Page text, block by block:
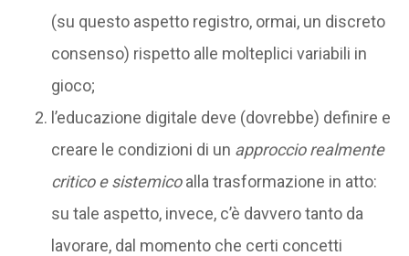
(su questo aspetto registro, ormai, un discreto
consenso) rispetto alle molteplici variabili in
gioco;
l’educazione digitale deve (dovrebbe) definire e
creare le condizioni di un approccio realmente
critico e sistemicoalla trasformazione in atto:
su tale aspetto, invece, c’è davvero tanto da
lavorare, dal momento che certi concetti